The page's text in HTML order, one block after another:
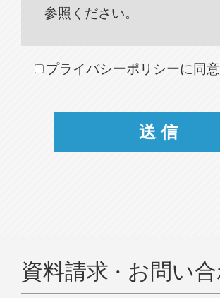
参照ください。
プライバシーポリシーに同
資料請求 · お問い